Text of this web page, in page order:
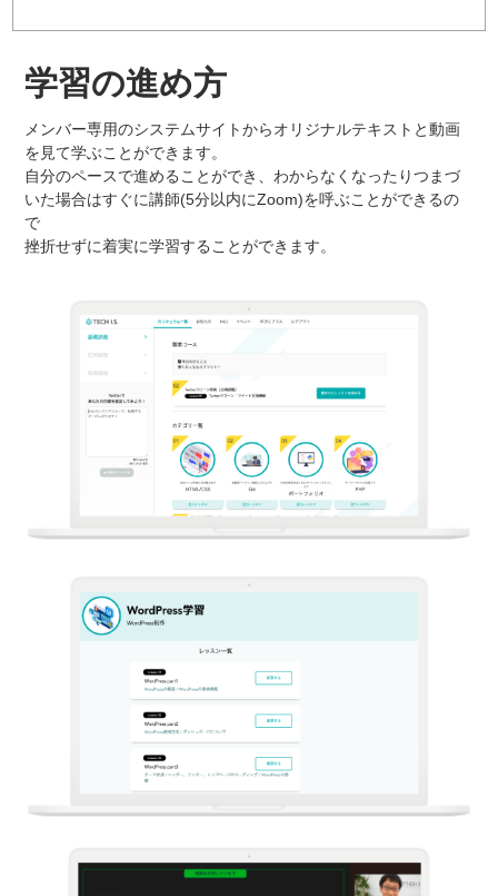
学習の進め方
メンバー専用のシステムサイトからオリジナルテキストと動画
を見て学ぶことができます。
自分のペースで進めることができ、わからなくなったりつまづ
いた場合はすぐに講師(5分以内にZoom)を呼ぶことができるの
で
挫折せずに着実に学習することができます。